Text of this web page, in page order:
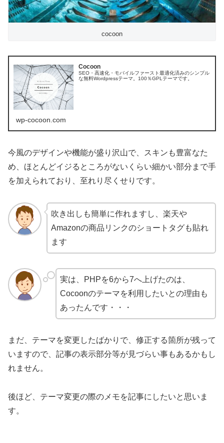
cocoon
Cocoon
SEO・高速化・モバイルファースト最適化済みのシンプル
な無料Wordpressテーマ。100％GPLテーマです。
wp-cocoon.com
今風のデザインや機能が盛り沢山で、スキンも豊富なた
め、ほとんどイジるところがないくらい細かい部分まで手
を加えられており、至れり尽くせりです。
吹き出しも簡単に作れますし、楽天や
Amazonの商品リンクのショートタグも貼れ
ます
実は、PHPを6から7へ上げたのは、
Cocoonのテーマを利用したいとの理由も
あったんです・・・
まだ、テーマを変更したばかりで、修正する箇所が残って
いますので、記事の表示部分等が見づらい事もあるかもし
れません。
後ほど、テーマ変更の際のメモを記事にしたいと思いま
す。